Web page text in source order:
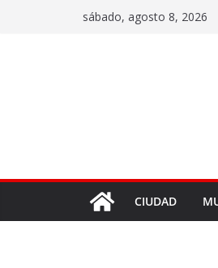
sábado, agosto 8, 2026
CIUDAD